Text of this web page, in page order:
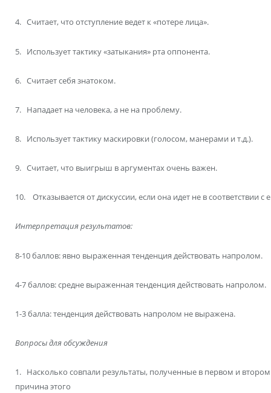
4. Считает, что отступление ведет к «потере лица».
5. Использует тактику «затыкания» рта оппонента.
6. Считает себя знатоком.
7. Нападает на человека, а не на проблему.
8. Использует тактику маскировки (голосом, манерами и т.д.).
9. Считает, что выигрыш в аргументах очень важен.
10. Отказывается от дискуссии, если она идет не в соответствии с
Интерпретация результатов:
8-10 баллов: явно выраженная тенденция действовать напролом.
4-7 баллов: средне выраженная тенденция действовать напролом.
1-3 балла: тенденция действовать напролом не выражена.
Вопросы для обсуждения
1. Насколько совпали результаты, полученные в первом и втором
причина этого